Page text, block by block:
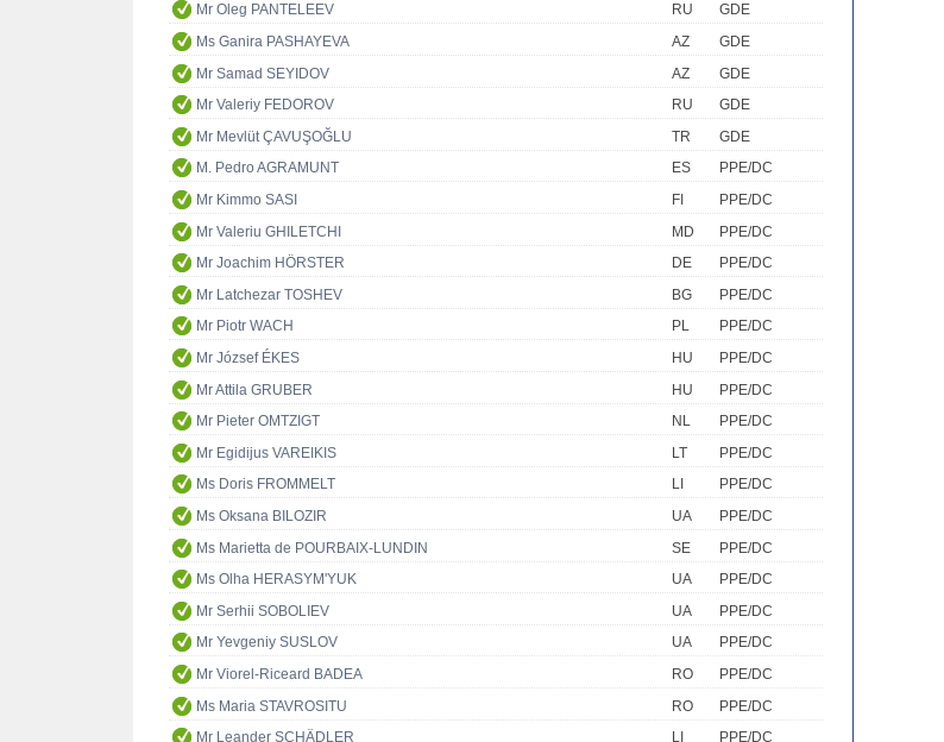
Mr Oleg PANTELEEV
RU
GDE
Ms Ganira PASHAYEVA
AZ
GDE
Mr Samad SEYIDOV
AZ
GDE
Mr Valeriy FEDOROV
RU
GDE
Mr Mevlüt ÇAVUŞOĞLU
TR
GDE
M. Pedro AGRAMUNT
ES
PPE/DC
Mr Kimmo SASI
FI
PPE/DC
Mr Valeriu GHILETCHI
MD
PPE/DC
Mr Joachim HÖRSTER
DE
PPE/DC
Mr Latchezar TOSHEV
BG
PPE/DC
Mr Piotr WACH
PL
PPE/DC
Mr József ÉKES
HU
PPE/DC
Mr Attila GRUBER
HU
PPE/DC
Mr Pieter OMTZIGT
NL
PPE/DC
Mr Egidijus VAREIKIS
LT
PPE/DC
Ms Doris FROMMELT
LI
PPE/DC
Ms Oksana BILOZIR
UA
PPE/DC
Ms Marietta de POURBAIX-LUNDIN
SE
PPE/DC
Ms Olha HERASYM'YUK
UA
PPE/DC
Mr Serhii SOBOLIEV
UA
PPE/DC
Mr Yevgeniy SUSLOV
UA
PPE/DC
Mr Viorel-Riceard BADEA
RO
PPE/DC
Ms Maria STAVROSITU
RO
PPE/DC
Mr Leander SCHÄDLER
LI
PPE/DC